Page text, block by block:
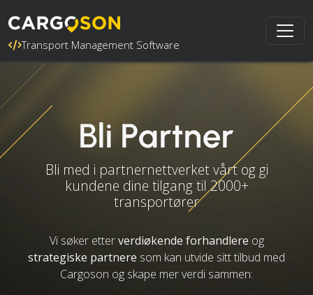
Transport Management Software
Bli Partner
Bli med i partnernettverket vårt og gi
kundene dine tilgang til 2000+
transportører
Vi søker etterverdiøkende forhandlere og
strategiske partnere som kan utvide sitt tilbud med
Cargoson og skape mer verdi sammen: